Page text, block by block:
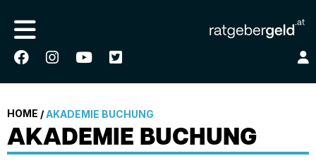
HOME /AKADEMIE BUCHUNG
AKADEMIE BUCHUNG